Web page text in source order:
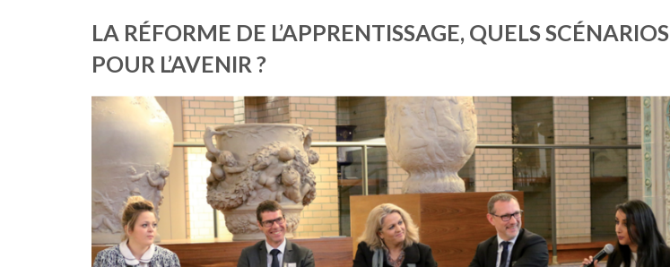
LA RÉFORME DE L’APPRENTISSAGE, QUELS SCÉNARIOS
POUR L’AVENIR ?